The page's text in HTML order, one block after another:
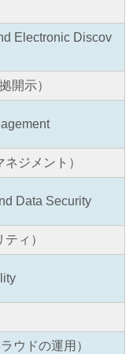
Electronic Discov
開示）
ジメント）
Data Security
ィ）
ウドの運用）